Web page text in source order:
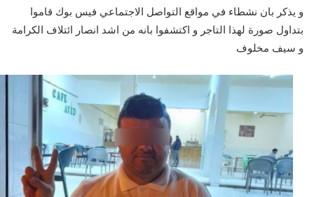
و يذكر بان نشطاء في مواقع التواصل الاجتماعي فيس بوك قاموا
بتداول صورة لهذا التاجر و اكتشفوا بانه من اشد انصار ائتلاف الكرامة
و سيف مخلوف